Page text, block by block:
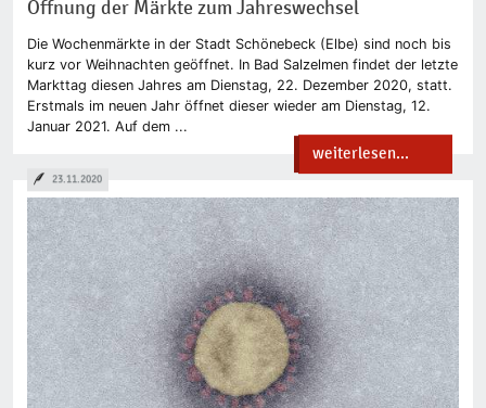
Öffnung der Märkte zum Jahreswechsel
Die Wochenmärkte in der Stadt Schönebeck (Elbe) sind noch bis
kurz vor Weihnachten geöffnet. In Bad Salzelmen findet der letzte
Markttag diesen Jahres am Dienstag, 22. Dezember 2020, statt.
Erstmals im neuen Jahr öffnet dieser wieder am Dienstag, 12.
Januar 2021. Auf dem ...
weiterlesen...
23.11.2020